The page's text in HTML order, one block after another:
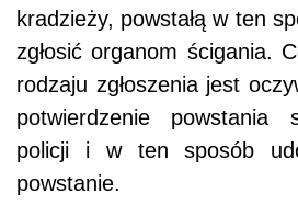
kradzieży, powstałą w ten
zgłosić organom ścigania.
rodzaju zgłoszenia jest
potwierdzenie powstania
policji i w ten sposób
powstanie.